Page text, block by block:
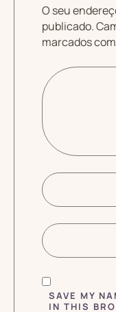
O seu
publicado.
marcados com
SAVE MY
IN THIS